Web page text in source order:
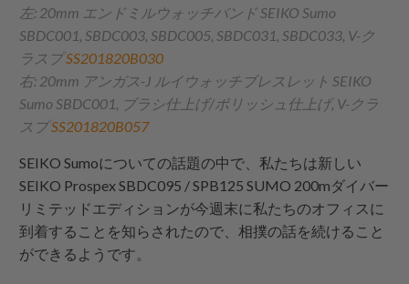
左: 20mm エンドミルウォッチバンド SEIKO Sumo
SBDC001, SBDC003, SBDC005, SBDC031, SBDC033, V-ク
ラスプSS201820B030
右: 20mm アンガス-J ルイウォッチブレスレット SEIKO
Sumo SBDC001, ブラシ仕上げ/ポリッシュ仕上げ, V-クラ
スプSS201820B057
SEIKO Sumoについての話題の中で、私たちは新しい
SEIKO Prospex SBDC095 / SPB125 SUMO 200mダイバー
リミテッドエディションが今週末に私たちのオフィスに
到着することを知らされたので、相撲の話を続けること
ができるようです。